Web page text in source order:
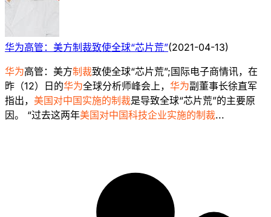
华为高管：美方制裁致使全球“芯片荒”(2021-04-13)
华为高管：美方制裁致使全球“芯片荒”;国际电子商情讯，在
昨（12）日的华为全球分析师峰会上， 华为副董事长徐直军
指出， 美国对中国实施的制裁是导致全球“芯片荒”的主要原
因。 “过去这两年美国对中国科技企业实施的制裁...